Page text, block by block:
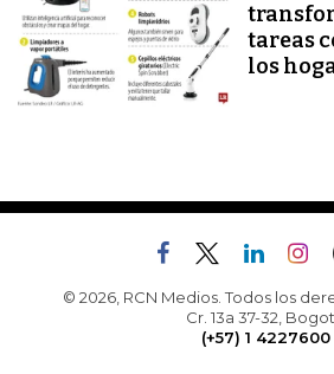
tareas
los
© 2026, RCN Medios. Todos los
Cr. 13a 37-32,
(+57) 1 4227600